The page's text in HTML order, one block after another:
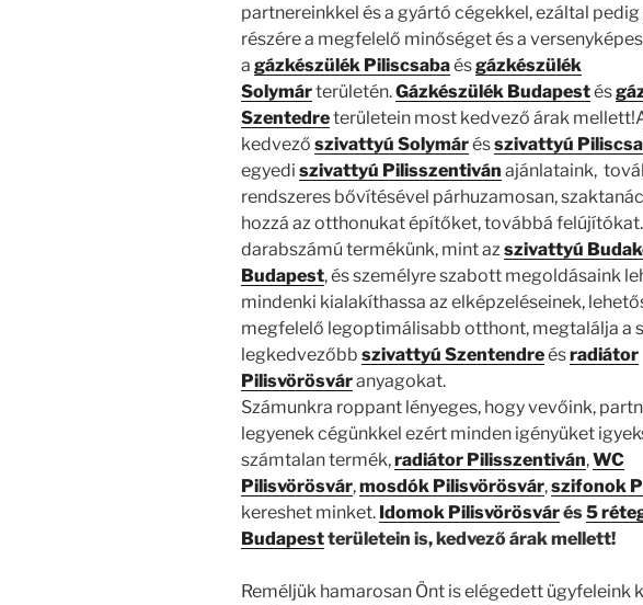
partnereinkkel és a gyártó cégekkel, ezáltal
részére a megfelelő minőséget és a
a gázkészülék Piliscsabaésgázkészülék
Solymárterületén.Gázkészülék Budapestés
Szentedreterületein most kedvező árak
kedvező szivattyú Solymárésszivattyú
egyedi szivattyú Pilisszentiván ajánlataink,
rendszeres bővítésével párhuzamosan,
hozzá az otthonukat építőket, továbbá
darabszámú termékünk, mint az szivattyú
Budapest, és személyre szabott megoldásaink
mindenki kialakíthassa az elképzeléseinek,
megfelelő legoptimálisabb otthont, megtalálja a
legkedvezőbb szivattyú Szentendreésradiátor
Pilisvörösváranyagokat.
Számunkra roppant lényeges, hogy vevőink,
legyenek cégünkkel ezért minden igényüket
számtalan termék,radiátor Pilisszentiván,WC
Pilisvörösvár,mosdók Pilisvörösvár,szifonok
kereshet minket. Idomok Pilisvörösvárés5
Budapestterületein is, kedvező árak mellett!
Reméljük hamarosan Önt is elégedett ügyfeleink